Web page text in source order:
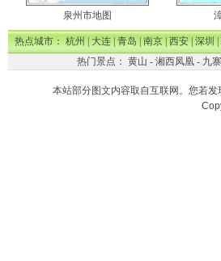
泉州市地图
热点城市：杭州|大连|青岛|南京|西安|深圳|
热门景点： 黄山 - 湘西凤凰- 九
本站部分图文内容取自互联网。您若